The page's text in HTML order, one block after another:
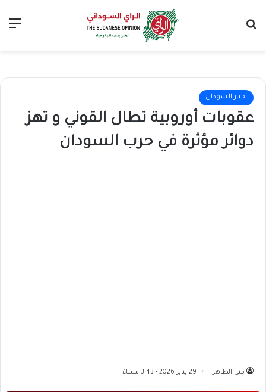
اخبار السودان
عقوبات أوروبية تطال القوني و تهز
دوائر مؤثرة في حرب السودان
منى الطاهر 29 يناير 2026 - 3:43 مساءً